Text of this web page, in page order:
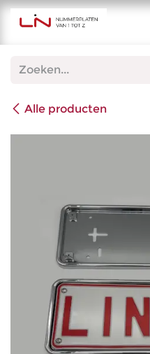
Overslaan naar inhoud
Alle producten